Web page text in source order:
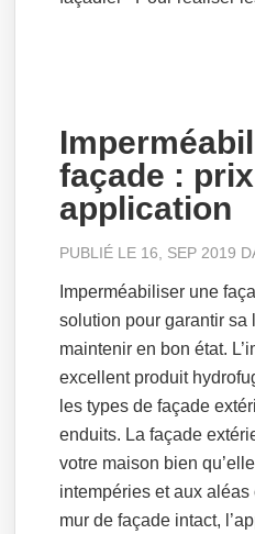
façade :
application
PUBLIÉ LE 16, SEP 2019
Imperméabiliser une
solution pour garantir sa
maintenir en bon état.
excellent produit
les types de façade
enduits. La façade
votre maison bien
intempéries et aux
mur de façade intact,